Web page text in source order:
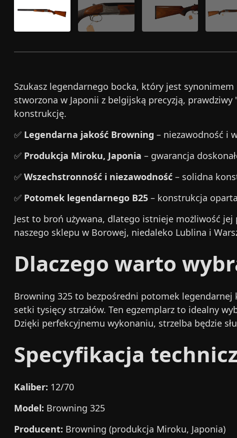
Szukasz legendarnego bocka, który jest
stworzona w Japonii z belgijską precyzją,
konstrukcję.
✅ Legendarna jakość Browning – niezawodność i
✅ Produkcja Miroku, Japonia – gwarancja
✅ Wszechstronność i niezawodność – solidna
✅ Potomek legendarnego B25 – konstrukcja
Jest to broń używana, dlatego istnieje możliwość
naszego sklepu w Borowej, niedaleko Lublina i
Dlaczego warto
Browning 325 to bezpośredni potomek
setki tysięcy strzałów. Ten egzemplarz to idealny
Dzięki perfekcyjnemu wykonaniu, strzelba będzie
Specyfikacja
Kaliber: 12/70
Model: Browning 325
Producent: Browning (produkcja Miroku, Japonia)